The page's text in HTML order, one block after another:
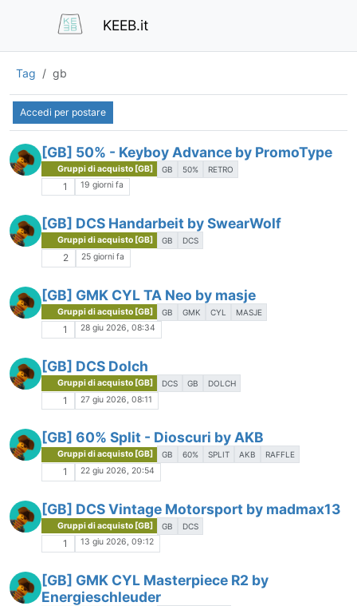
KEEB.it
Tag gb
Accedi per postare
[GB] 50% - Keyboy Advance by PromoType
Gruppi di acquisto [GB] GB 50% RETRO
1 19 giorni fa
[GB] DCS Handarbeit by SwearWolf
Gruppi di acquisto [GB] GB DCS
2 25 giorni fa
[GB] GMK CYL TA Neo by masje
Gruppi di acquisto [GB] GB GMK CYL MASJE
1 28 giu 2026, 08:34
[GB] DCS Dolch
Gruppi di acquisto [GB] DCS GB DOLCH
1 27 giu 2026, 08:11
[GB] 60% Split - Dioscuri by AKB
Gruppi di acquisto [GB] GB 60% SPLIT AKB RAFFLE
1 22 giu 2026, 20:54
[GB] DCS Vintage Motorsport by madmax13
Gruppi di acquisto [GB] GB DCS
1 13 giu 2026, 09:12
[GB] GMK CYL Masterpiece R2 by
Energieschleuder